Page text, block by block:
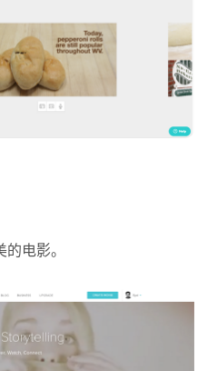
电影。